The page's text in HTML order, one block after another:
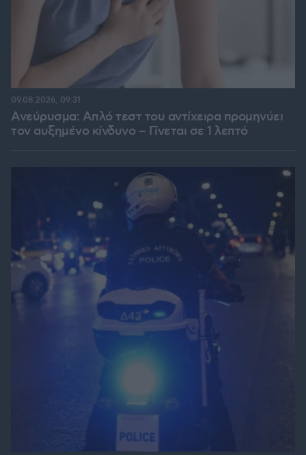
Ανεύρυσμα: Απλό τεστ του αντίχειρα προμηνύει
τον αυξημένο κίνδυνο – Γίνεται σε 1 λεπτό
09.08.2026, 09:31